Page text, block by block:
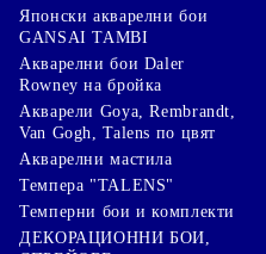
Японски акварелни бои
GANSAI TAMBI
Акварелни бои Daler
Rowney на бройка
Акварели Goya, Rembrandt,
Van Gogh, Talens по цвят
Акварелни мастила
Темпера "TALENS"
Темперни бои и комплекти
ДЕКОРАЦИОННИ БОИ,